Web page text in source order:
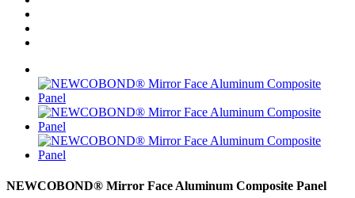
NEWCOBOND® Mirror Face Aluminum Composite Panel